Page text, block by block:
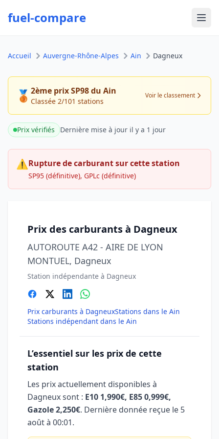
fuel-compare
Accueil Auvergne-Rhône-Alpes Ain Dagneux
🥉 2ème prix SP98 du Ain
Classée 2/101 stations
Voir le classement
Prix vérifiés Dernière mise à jour il y a 1 jour
⚠Rupture de carburant sur cette station
SP95 (définitive), GPLc (définitive)
Prix des carburants à Dagneux
AUTOROUTE A42 - AIRE DE LYON
MONTUEL, Dagneux
Station indépendante à Dagneux
Prix carburants à DagneuxStations dans le Ain
Stations indépendant dans le Ain
L’essentiel sur les prix de cette
station
Les prix actuellement disponibles à
Dagneux sont : E10 1,990€, E85 0,999€,
Gazole 2,250€. Dernière donnée reçue le 5
août à 00:01.